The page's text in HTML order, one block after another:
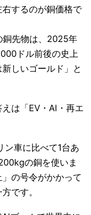
するのが銅価格で
銅先物は、2025年
ドル前後の史上
しいゴールド」と
は「EV・AI・再エ
ン車に比べて1台あ
の銅を使いま
の号令がかかって
です。